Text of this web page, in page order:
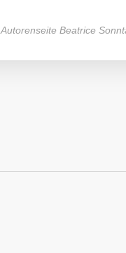
Autorenseite Beatrice